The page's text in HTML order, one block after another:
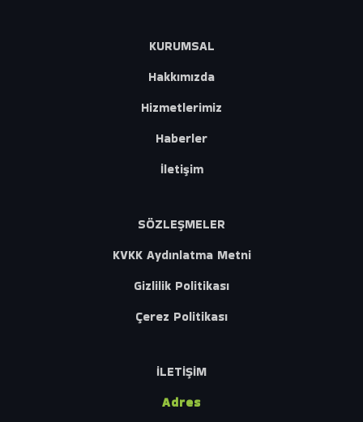
KURUMSAL
Hakkımızda
Hizmetlerimiz
Haberler
İletişim
SÖZLEŞMELER
KVKK Aydınlatma Metni
Gizlilik Politikası
Çerez Politikası
İLETİŞİM
Adres